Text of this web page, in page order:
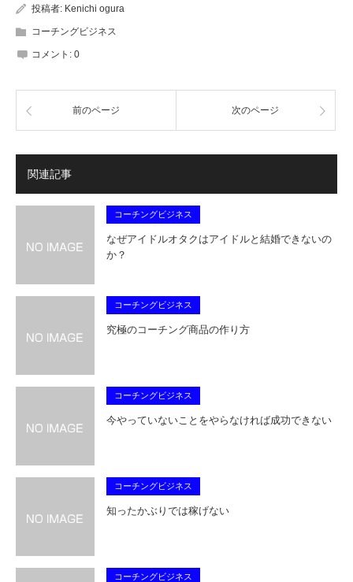
投稿者: Kenichi ogura
コーチングビジネス
コメント: 0
前のページ 次のページ
関連記事
コーチングビジネス
なぜアイドルオタクはアイドルと結婚できないの
か？
コーチングビジネス
究極のコーチング商品の作り方
コーチングビジネス
今やっていないことをやらなければ成功できない
コーチングビジネス
知ったかぶりでは稼げない
コーチングビジネス